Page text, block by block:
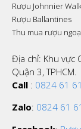
Rượu Johnnier
Rượu Ballantines
Thu mua rượu
Địa chỉ: Khu vực
Quận 3, TPHCM.
Call : 0824 61
Zalo: 0824 61